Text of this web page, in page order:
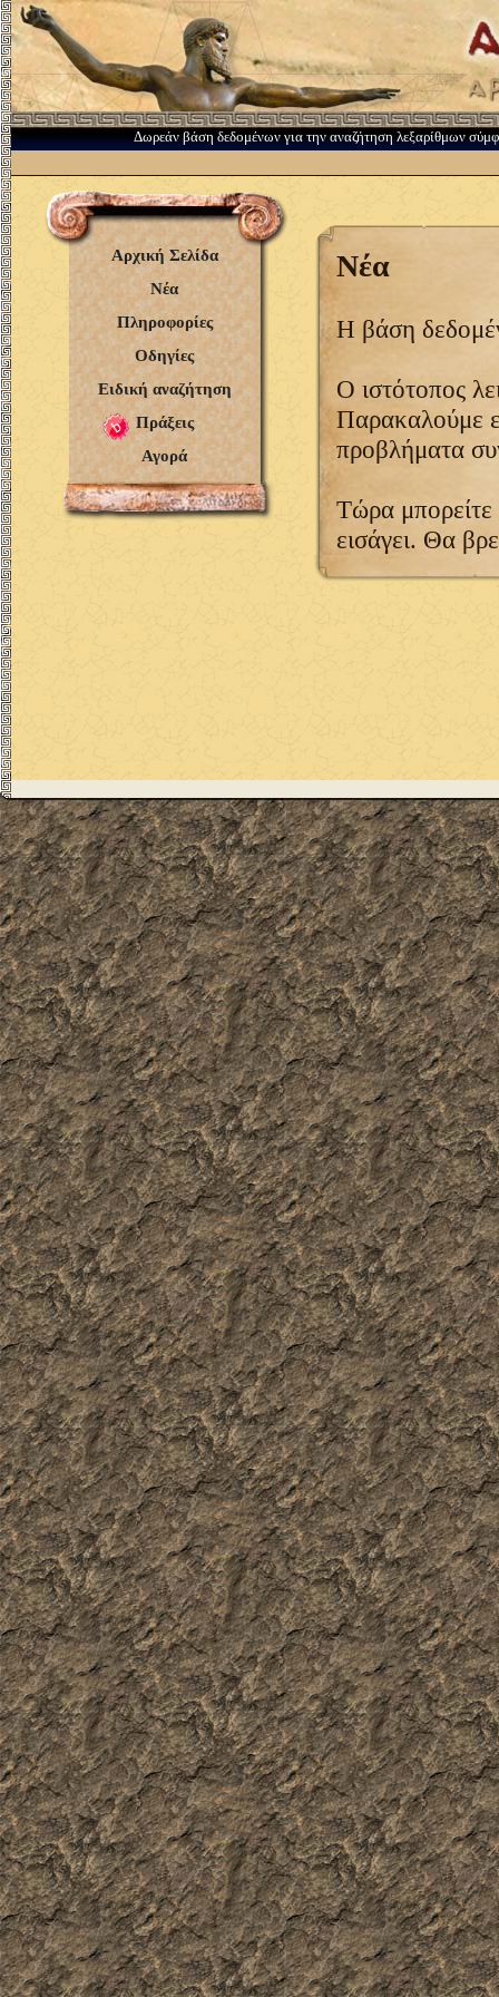
Δωρεάν βάση δεδομένων για την αναζήτηση λεξαρίθμων
Αρχική Σελίδα
Νέα
Πληροφορίες
Οδηγίες
Ειδική αναζήτηση
Πράξεις
Αγορά
Νέα
Η βάση
Ο ιστότοπος
Παρακαλούμε
προβλήματα
Τώρα μπορείτε
εισάγει. Θα